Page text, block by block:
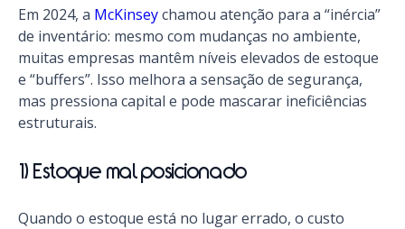
Em 2024, a McKinseychamou atenção para a “inércia”
de inventário: mesmo com mudanças no ambiente,
muitas empresas mantêm níveis elevados de estoque
e “buffers”. Isso melhora a sensação de segurança,
mas pressiona capital e pode mascarar ineficiências
estruturais.
1) Estoque mal posicionado
Quando o estoque está no lugar errado, o custo